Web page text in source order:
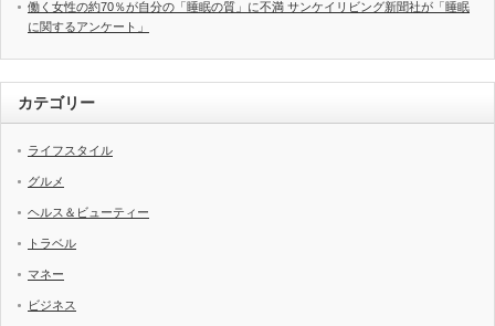
働く女性の約70％が自分の「睡眠の質」に不満 サンケイリビング新聞社が「睡眠
に関するアンケート」
カテゴリー
ライフスタイル
グルメ
ヘルス＆ビューティー
トラベル
マネー
ビジネス